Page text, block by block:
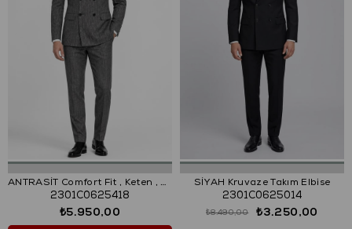
ANTRASİT Comfort Fit , Keten , Kruvaze 6 Düğme , Çift Yırtmaçlı, Çizgili Takım Elbise
2301C0625418
₺5.950,00
SİYAH Kruvaze Takım Elbise
2301C0625014
₺3.250,00
₺8.490,00